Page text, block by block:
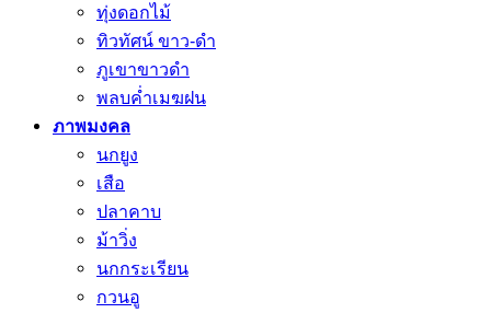
ทุ่งดอกไม้
ทิวทัศน์ ขาว-ดำ
ภูเขาขาวดำ
พลบค่ำเมฆฝน
ภาพมงคล
นกยูง
เสือ
ปลาคาบ
ม้าวิ่ง
นกกระเรียน
กวนอู